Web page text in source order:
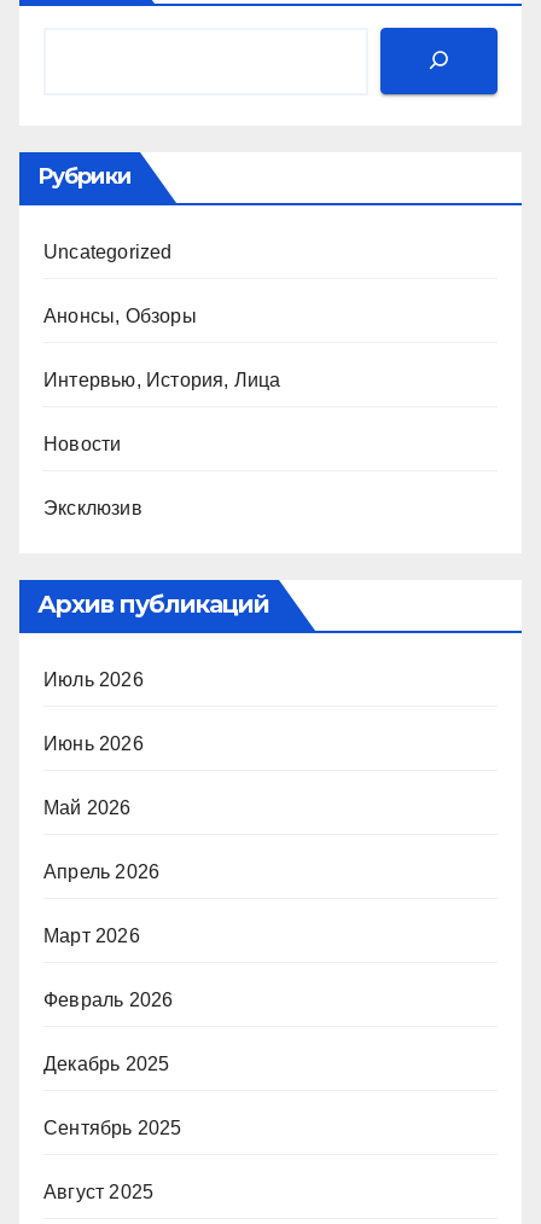
Рубрики
Uncategorized
Анонсы, Обзоры
Интервью, История, Лица
Новости
Эксклюзив
Архив публикаций
Июль 2026
Июнь 2026
Май 2026
Апрель 2026
Март 2026
Февраль 2026
Декабрь 2025
Сентябрь 2025
Август 2025